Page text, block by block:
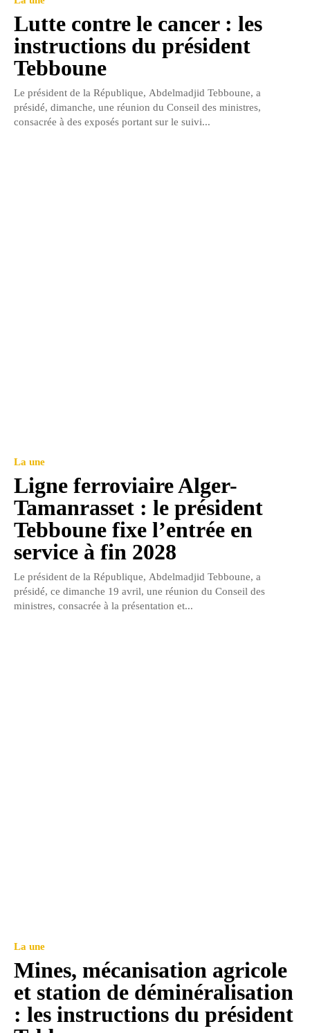
Lutte contre le cancer : les
instructions du président
Tebboune
Le président de la République, Abdelmadjid Tebboune, a
présidé, dimanche, une réunion du Conseil des ministres,
consacrée à des exposés portant sur le suivi...
La une
Ligne ferroviaire Alger-
Tamanrasset : le président
Tebboune fixe l’entrée en
service à fin 2028
Le président de la République, Abdelmadjid Tebboune, a
présidé, ce dimanche 19 avril, une réunion du Conseil des
ministres, consacrée à la présentation et...
La une
Mines, mécanisation agricole
et station de déminéralisation
: les instructions du président